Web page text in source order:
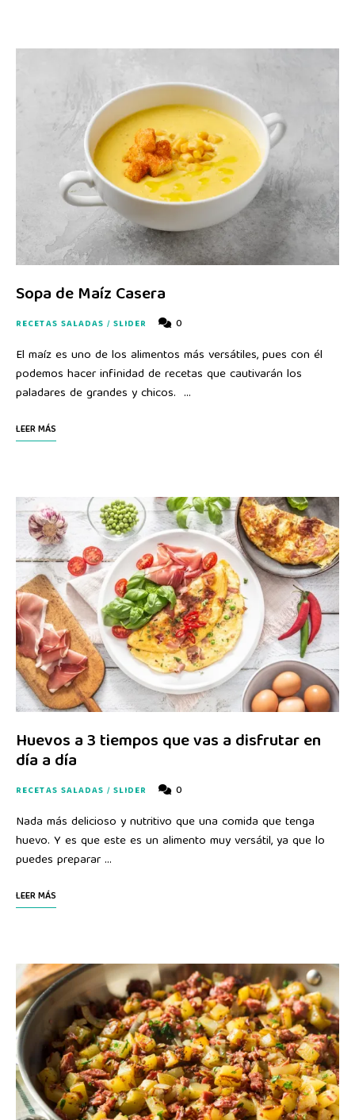
Sopa de Maíz Casera
RECETAS SALADAS / SLIDER 0
El maíz es uno de los alimentos más versátiles, pues con él
podemos hacer infinidad de recetas que cautivarán los
paladares de grandes y chicos. …
LEER MÁS
Huevos a 3 tiempos que vas a disfrutar en
día a día
RECETAS SALADAS / SLIDER 0
Nada más delicioso y nutritivo que una comida que tenga
huevo. Y es que este es un alimento muy versátil, ya que lo
puedes preparar …
LEER MÁS